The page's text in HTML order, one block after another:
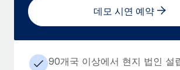
데모 시연 예약
90개국 이상에서 현지 법인 설